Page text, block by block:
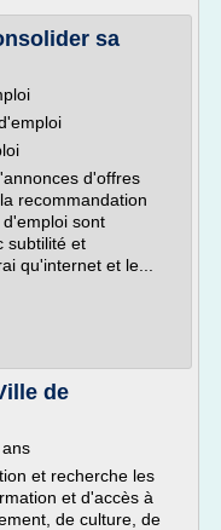
sa
d'offres
recommandation
sont
subtilité et
qu'internet et le...
de
et recherche les
et d'accès à
de culture, de